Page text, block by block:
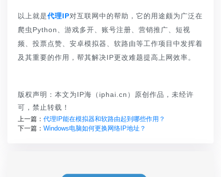
以上就是代理IP对互联网中的帮助，它的用途颇为广泛在
爬虫Python、游戏多开、账号注册、营销推广、短视
频、投票点赞、安卓模拟器、软路由等工作项目中发挥着
及其重要的作用，帮其解决IP更改难题提高上网效率。
版权声明：本文为IP海（iphai.cn）原创作品，未经许
可，禁止转载！
上一篇： 代理IP能在模拟器和软路由起到哪些作用？
下一篇： Windows电脑如何更换网络IP地址？